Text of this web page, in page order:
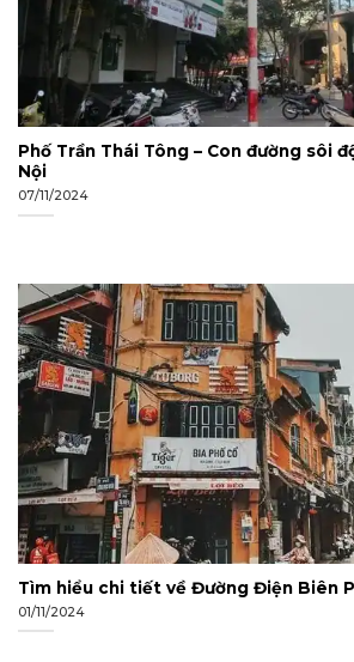
Phố Trần Thái Tông – Con đường sôi
Nội
07/11/2024
Tìm hiểu chi tiết về Đường Điện Biên
01/11/2024